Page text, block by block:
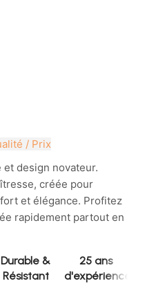
/ Prix
et design novateur.
créée pour
et élégance. Profitez
rapidement partout en
Durable &
Résistant
25 ans
d'expérience